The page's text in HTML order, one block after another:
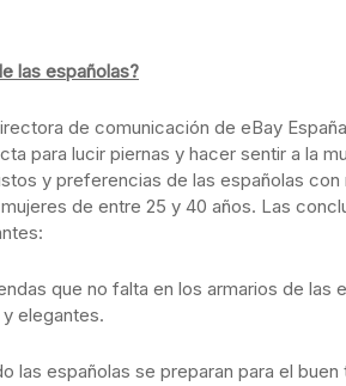
para lucir piernas y hacer sentir a la
y preferencias de las españolas
de entre 25 y 40 años. Las
elegantes.
que es en este mes cuando se